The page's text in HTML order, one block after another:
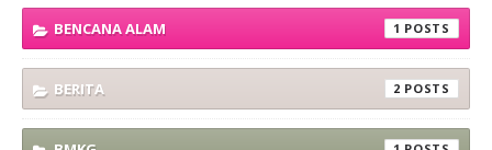
BENCANA ALAM 1
BERITA 2